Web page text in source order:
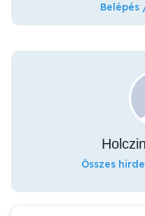
Belépés
Összes